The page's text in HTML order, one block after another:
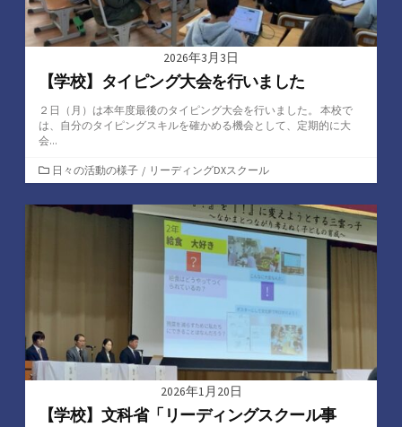
2026年3月3日
【学校】タイピング大会を行いました
２日（月）は本年度最後のタイピング大会を行いました。 本校で
は、自分のタイピングスキルを確かめる機会として、定期的に大
会...
カ
テ
ゴ
日々の活動の様子 / リーディングDXスクール
2026年1月20日
【学校】文科省「リーディングスクール事